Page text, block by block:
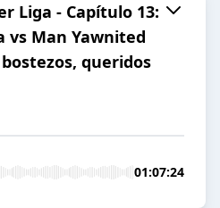
Liga - Capítulo 13:
vs Man Yawnited
queridos
01:07:24